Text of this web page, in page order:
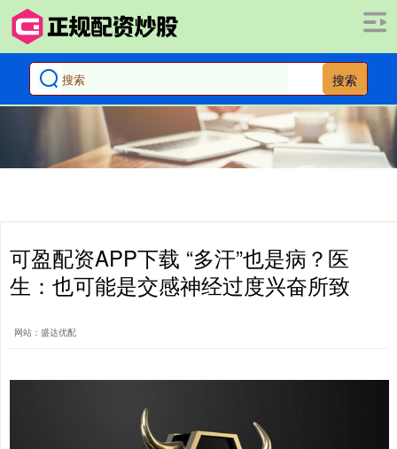
搜索
可盈配资APP下载 “多汗”也是病？医
生：也可能是交感神经过度兴奋所致
网站：盛达优配